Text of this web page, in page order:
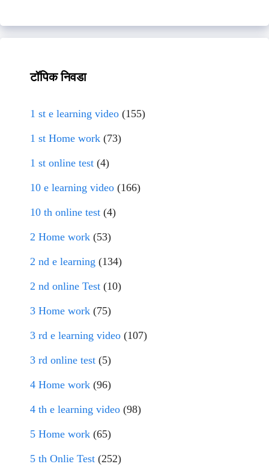
टॉपिक निवडा
1 st e learning video (155)
1 st Home work (73)
1 st online test (4)
10 e learning video (166)
10 th online test (4)
2 Home work (53)
2 nd e learning (134)
2 nd online Test (10)
3 Home work (75)
3 rd e learning video (107)
3 rd online test (5)
4 Home work (96)
4 th e learning video (98)
5 Home work (65)
5 th Onlie Test (252)